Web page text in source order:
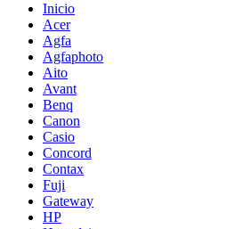
Inicio
Acer
Agfa
Agfaphoto
Aito
Avant
Benq
Canon
Casio
Concord
Contax
Fuji
Gateway
HP